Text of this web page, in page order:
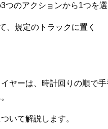
つのアクションから1つを選
、規定のトラックに置く
ヤーは、時計回りの順で
いて解説します。